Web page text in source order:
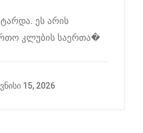
ეს არის
კლუბის საერთა�
15, 2026